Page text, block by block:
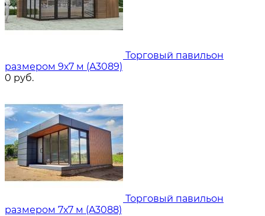
Торговый павильон
размером 9х7 м (A3089)
0 руб.
Торговый павильон
размером 7х7 м (A3088)